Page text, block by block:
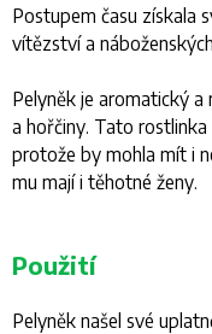
Postupem času získala
vítězství a
Pelyněk je aromatický a
a hořčiny. Tato
protože by mohla mít i
mu mají i těhotné ženy.
Použití
Pelyněk našel své